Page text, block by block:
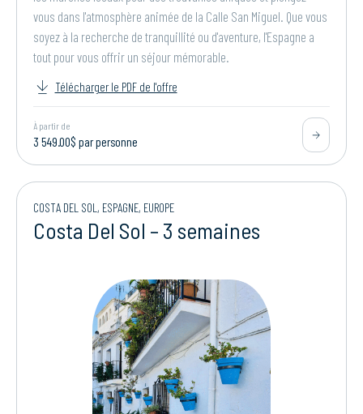
vous dans l'atmosphère animée de la Calle San Miguel. Que vous
soyez à la recherche de tranquillité ou d'aventure, l'Espagne a
tout pour vous offrir un séjour mémorable.
Télécharger le PDF de l'offre
À partir de
3 549.00$ par personne
COSTA DEL SOL, ESPAGNE, EUROPE
Costa Del Sol – 3 semaines